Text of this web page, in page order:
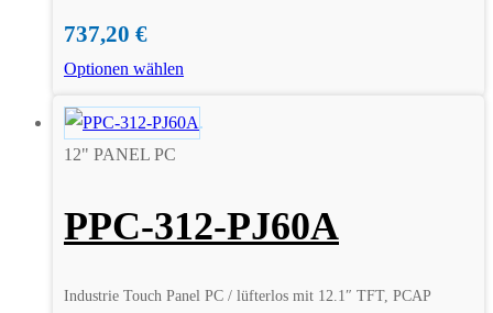
737,20 €
Optionen wählen
12" PANEL PC
PPC-312-PJ60A
Industrie Touch Panel PC / lüfterlos mit 12.1″ TFT, PCAP